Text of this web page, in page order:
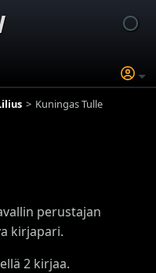
Kuningas Tulle
perustajan
kirjapari.
2 kirjaa.